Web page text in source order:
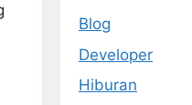
Blog
Developer
Hiburan